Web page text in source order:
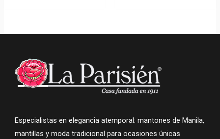
Especialistas en elegancia atemporal: mantones de Manila,
mantillas y moda tradicional para ocasiones únicas